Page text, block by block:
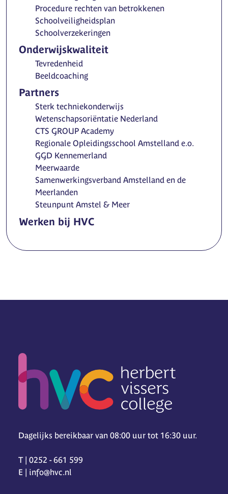
Procedure rechten van betrokkenen
Schoolveiligheidsplan
Schoolverzekeringen
Onderwijskwaliteit
Tevredenheid
Beeldcoaching
Partners
Sterk techniekonderwijs
Wetenschapsoriëntatie Nederland
CTS GROUP Academy
Regionale Opleidingsschool Amstelland e.o.
GGD Kennemerland
Meerwaarde
Samenwerkingsverband Amstelland en de
Meerlanden
Steunpunt Amstel & Meer
Werken bij HVC
Dagelijks bereikbaar van 08:00 uur tot 16:30 uur.
T | 0252 - 661 599
E | info@hvc.nl